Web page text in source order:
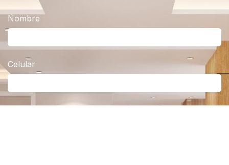
Nombre
Celular